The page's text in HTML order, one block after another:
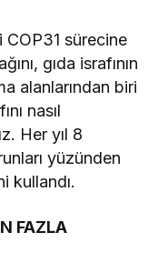
COP31 sürecine
gıda israfının
alanlarından biri
nasıl
Her yıl 8
yüzünden
kullandı.
FAZLA